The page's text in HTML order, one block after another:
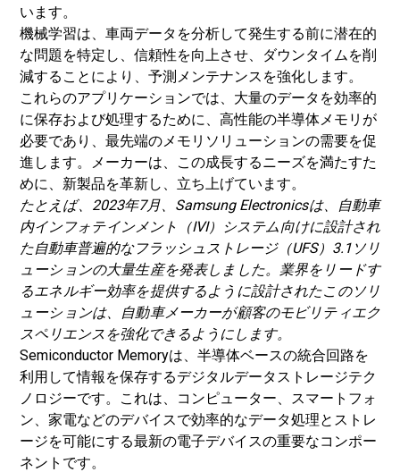
います。
機械学習は、車両データを分析して発生する前に潜在的
な問題を特定し、信頼性を向上させ、ダウンタイムを削
減することにより、予測メンテナンスを強化します。
これらのアプリケーションでは、大量のデータを効率的
に保存および処理するために、高性能の半導体メモリが
必要であり、最先端のメモリソリューションの需要を促
進します。メーカーは、この成長するニーズを満たすた
めに、新製品を革新し、立ち上げています。
たとえば、2023年7月、Samsung Electronicsは、自動車
内インフォテインメント（IVI）システム向けに設計され
た自動車普遍的なフラッシュストレージ（UFS）3.1ソリ
ューションの大量生産を発表しました。業界をリードす
るエネルギー効率を提供するように設計されたこのソリ
ューションは、自動車メーカーが顧客のモビリティエク
スペリエンスを強化できるようにします。
Semiconductor Memoryは、半導体ベースの統合回路を
利用して情報を保存するデジタルデータストレージテク
ノロジーです。これは、コンピューター、スマートフォ
ン、家電などのデバイスで効率的なデータ処理とストレ
ージを可能にする最新の電子デバイスの重要なコンポー
ネントです。